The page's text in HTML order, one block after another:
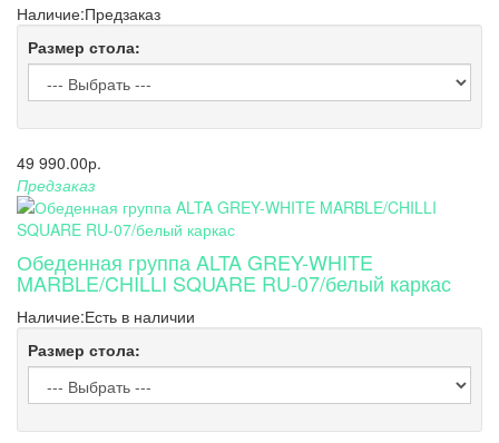
Наличие:Предзаказ
Размер стола:
49 990.00р.
Предзаказ
Обеденная группа ALTA GREY-WHITE
MARBLE/CHILLI SQUARE RU-07/белый каркас
Наличие:Есть в наличии
Размер стола: